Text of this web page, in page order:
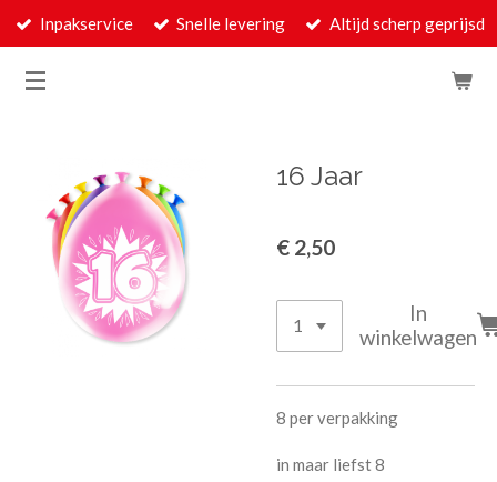
Ga
naar
Inpakservice Snelle levering Altijd scherp geprijsd
16 Jaar
€ 2,50
In
winkelwagen
8 per verpakking
in maar liefst 8